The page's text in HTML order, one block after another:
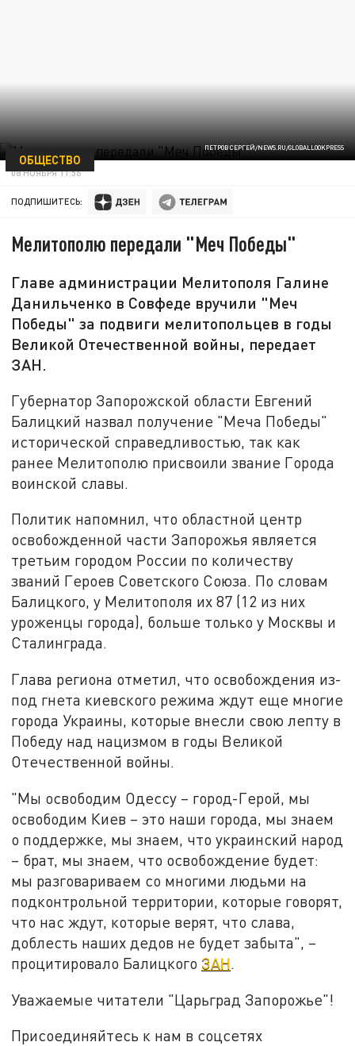
ПЕТРОВ СЕРГЕЙ/NEWS.RU/GLOBALLOOKPRESS
ОБЩЕСТВО
08 НОЯБРЯ 11:56
ПОДПИШИТЕСЬ:
Мелитополю передали "Меч Победы"
Главе администрации Мелитополя Галине
Данильченко в Совфеде вручили "Меч
Победы" за подвиги мелитопольцев в годы
Великой Отечественной войны, передает
ЗАН.
Губернатор Запорожской области Евгений
Балицкий назвал получение "Меча Победы"
исторической справедливостью, так как
ранее Мелитополю присвоили звание Города
воинской славы.
Политик напомнил, что областной центр
освобожденной части Запорожья является
третьим городом России по количеству
званий Героев Советского Союза. По словам
Балицкого, у Мелитополя их 87 (12 из них
уроженцы города), больше только у Москвы и
Сталинграда.
Глава региона отметил, что освобождения из-
под гнета киевского режима ждут еще многие
города Украины, которые внесли свою лепту в
Победу над нацизмом в годы Великой
Отечественной войны.
"Мы освободим Одессу – город-Герой, мы
освободим Киев – это наши города, мы знаем
о поддержке, мы знаем, что украинский народ
– брат, мы знаем, что освобождение будет:
мы разговариваем со многими людьми на
подконтрольной территории, которые говорят,
что нас ждут, которые верят, что слава,
доблесть наших дедов не будет забыта", –
процитировало Балицкого ЗАН.
Уважаемые читатели "Царьград Запорожье"!
Присоединяйтесь к нам в соцсетях